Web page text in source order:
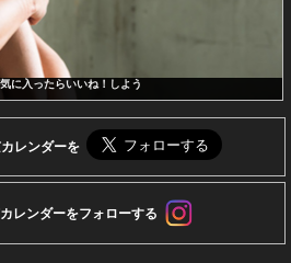
に入ったらいいね！しよう
レンダーを
レンダーをフォローする